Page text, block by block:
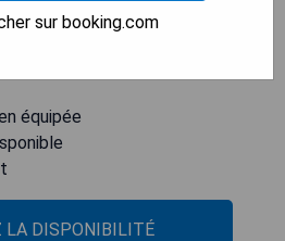
équipée
LA DISPONIBILITÉ
sur booking.com